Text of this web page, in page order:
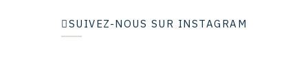
SUIVEZ-NOUS SUR INSTAGRAM